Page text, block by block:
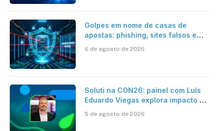
Golpes em nome de casas de
apostas: phishing, sites falsos e
6 de agosto de 2026
Soluti na CON26: painel com Luís
Eduardo Viegas explora impacto de
Contabilidade
5 de agosto de 2026